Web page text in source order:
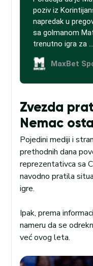
Zvezda
Nemac
Pojedini mediji i
prethodnih dana
reprezentativca sa
navodno pratila
igre.
Ipak, prema
nameru da se
već ovog leta.